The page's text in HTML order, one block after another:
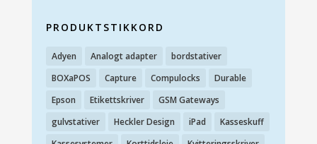
PRODUKTSTIKKORD
Adyen Analogt adapter
bordstativer
BOXaPOS
Capture Compulocks
Durable
Epson
Etikettskriver
GSM Gateways
gulvstativer
Heckler Design iPad
Kasseskuff